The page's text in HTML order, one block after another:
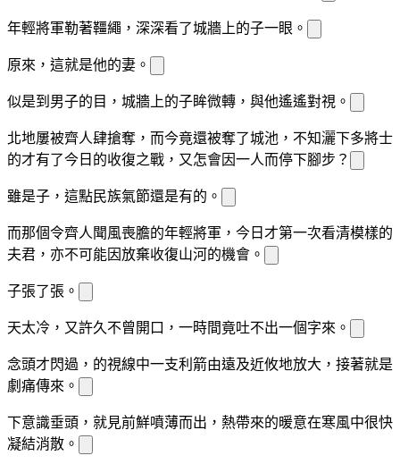
年輕將軍勒著韁繩，深深看了城牆上的子一眼。
原來，這就是他的妻。
似是到男子的目 ，城牆上的子眸微轉，與他遙遙對視。
北地屢被齊人肆搶奪，而今竟還被奪了城池，不知灑下多將士
的才有了今日的收復之戰，又怎會因一人而停下腳步？
雖是子，這點民族氣節還是有的。
而那個令齊人聞風喪膽的年輕將軍，今日 才第一次看清模樣的
夫君，亦不可能因放棄收復山河的機會。
子張了張。
天太冷，又許久不曾開口，一時間竟吐不出一個字來。
念頭才閃過， 的視線中一支利箭由遠及近攸地放大， 接著就是
劇痛傳來。
下意識垂頭，就見前鮮噴薄而出，熱帶來的暖意在寒風中很快
凝結消散。